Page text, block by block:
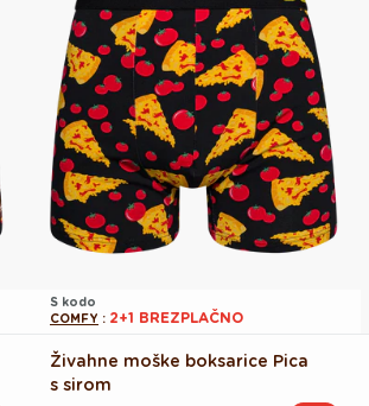
S kodo
COMFY : 2+1 BREZPLAČNO
Živahne moške boksarice Pica
s sirom